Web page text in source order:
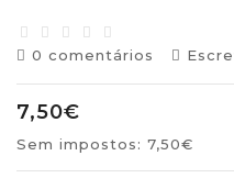
0 comentários
7,50€
Sem impostos: 7,50€